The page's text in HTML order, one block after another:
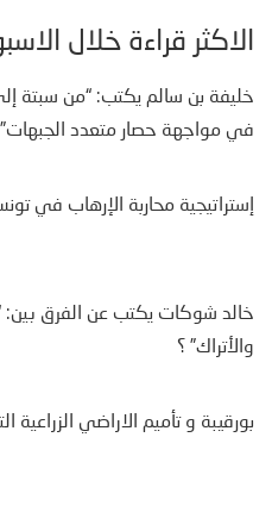
الأكثر قراءة خلال
خليفة بن سالم يكتب: “من سبتة
في مواجهة حصار متعدد الجبهات”
إستراتيجية محاربة الإرهاب في
خالد شوكات يكتب عن الفرق بين:
والأتراك” ؟
بورقيبة و تأميم الاراضي الزراعية